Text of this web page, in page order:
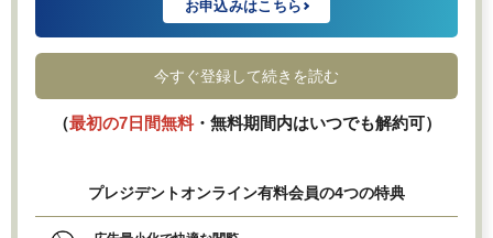
お申込みはこちら
今すぐ登録して続きを読む
（最初の7日間無料・無料期間内はいつでも解約可）
プレジデントオンライン有料会員の4つの特典